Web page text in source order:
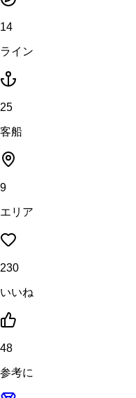
14
ライン
25
客船
9
エリア
230
いいね
48
参考に